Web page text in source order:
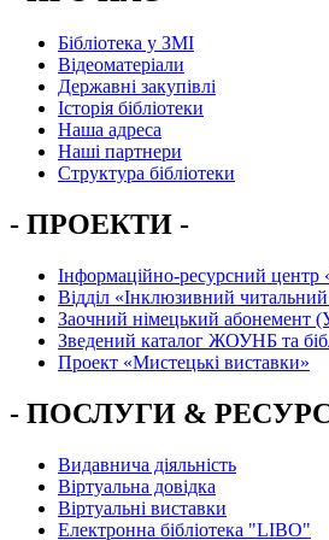
Бібліотека у ЗМІ
Відеоматеріали
Державні закупівлі
Історія бібліотеки
Наша адреса
Наші партнери
Структура бібліотеки
- ПРОЕКТИ -
Інформаційно-ресурсний
Вiддiл «Інклюзивний читальний
Заочний німецький абонемент
Зведений каталог ЖОУНБ та
Проект «Мистецькі виставки»
- ПОСЛУГИ &
Видавнича діяльність
Віртуальна довідка
Віртуальні виставки
Електронна бібліотека "LIBO"